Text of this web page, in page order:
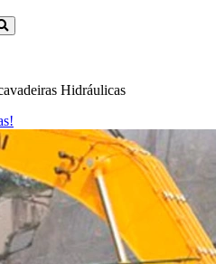
Hidráulicas